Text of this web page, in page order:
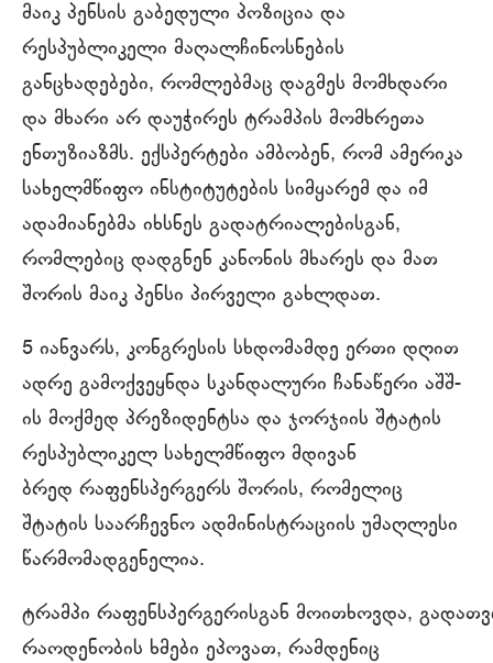
მაიკ პენსის გაბედული პოზიცია და
რესპუბლიკელი მაღალჩინოსნების
განცხადებები, რომლებმაც დაგმეს მომხდარი
და მხარი არ დაუჭირეს ტრამპის მომხრეთა
ენთუზიაზმს. ექსპერტები ამბობენ, რომ ამერიკა
სახელმწიფო ინსტიტუტების სიმყარემ და იმ
ადამიანებმა იხსნეს გადატრიალებისგან,
რომლებიც დადგნენ კანონის მხარეს და მათ
შორის მაიკ პენსი პირველი გახლდათ.
5 იანვარს, კონგრესის სხდომამდე ერთი დღით
ადრე გამოქვეყნდა სკანდალური ჩანაწერი აშშ-
ის მოქმედ პრეზიდენტსა და ჯორჯიის შტატის
რესპუბლიკელ სახელმწიფო მდივან
ბრედ რაფენსპერგერს შორის, რომელიც
შტატის საარჩევნო ადმინისტრაციის უმაღლესი
წარმომადგენელია.
ტრამპი რაფენსპერგერისგან მოითხოვდა,
რაოდენობის ხმები ეპოვათ, რამდენიც